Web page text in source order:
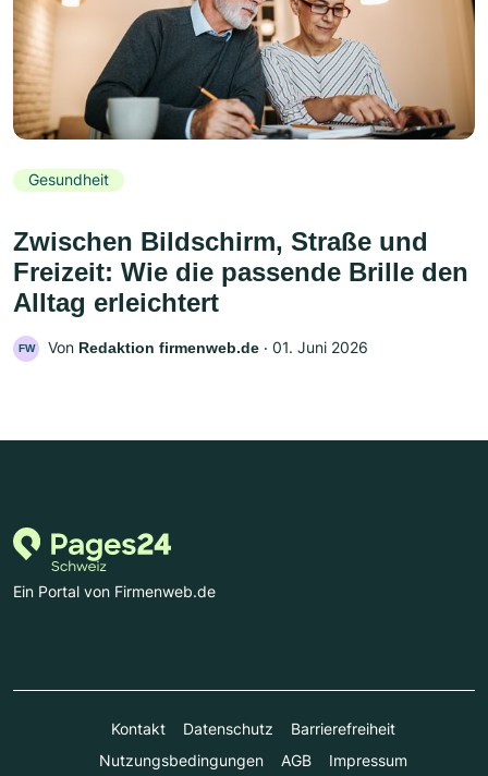
Gesundheit
Zwischen Bildschirm, Straße und
Freizeit: Wie die passende Brille den
Alltag erleichtert
FW Von Redaktion firmenweb.de ‧ 01. Juni 2026
Ein Portal von Firmenweb.de
Kontakt Datenschutz
Barrierefreiheit
Nutzungsbedingungen
AGB Impressum